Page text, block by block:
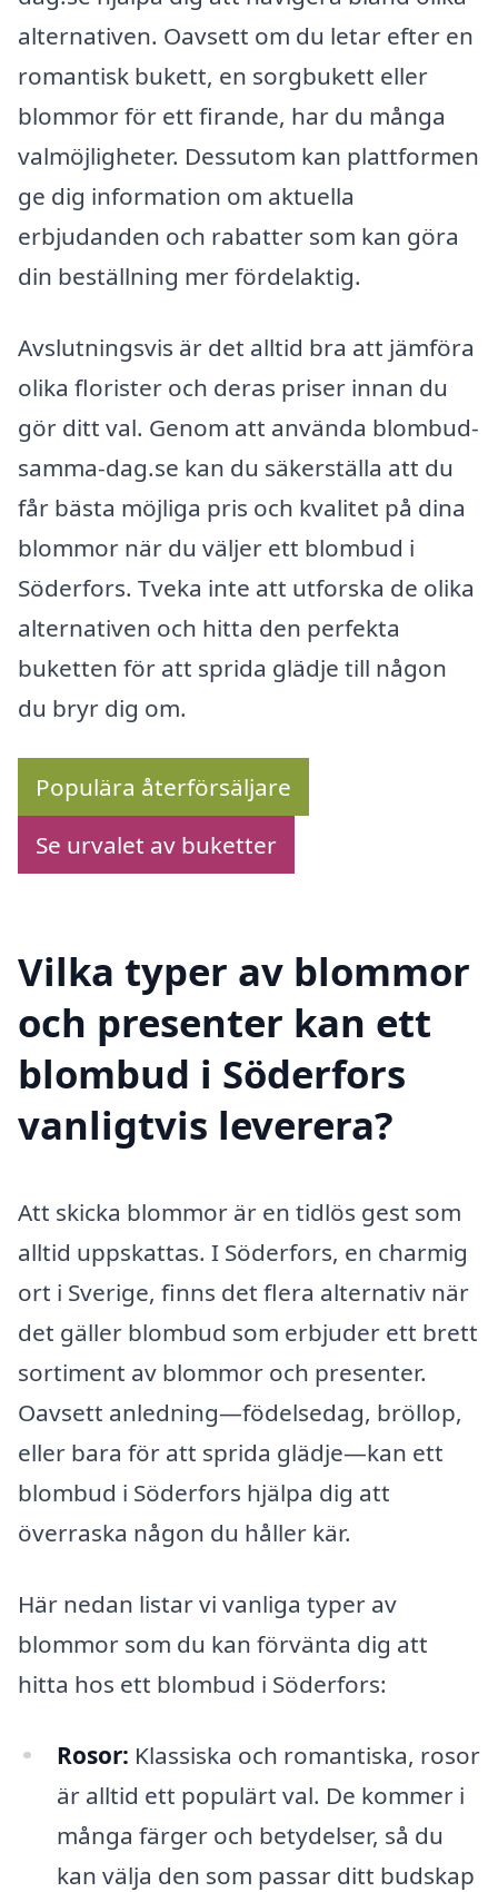
alternativen. Oavsett om du letar efter en
romantisk bukett, en sorgbukett eller
blommor för ett firande, har du många
valmöjligheter. Dessutom kan plattformen
ge dig information om aktuella
erbjudanden och rabatter som kan göra
din beställning mer fördelaktig.
Avslutningsvis är det alltid bra att jämföra
olika florister och deras priser innan du
gör ditt val. Genom att använda blombud-
samma-dag.se kan du säkerställa att du
får bästa möjliga pris och kvalitet på dina
blommor när du väljer ett blombud i
Söderfors. Tveka inte att utforska de olika
alternativen och hitta den perfekta
buketten för att sprida glädje till någon
du bryr dig om.
Populära återförsäljare
Se urvalet av buketter
Vilka typer av blommor
och presenter kan ett
blombud i Söderfors
vanligtvis leverera?
Att skicka blommor är en tidlös gest som
alltid uppskattas. I Söderfors, en charmig
ort i Sverige, finns det flera alternativ när
det gäller blombud som erbjuder ett brett
sortiment av blommor och presenter.
Oavsett anledning—födelsedag, bröllop,
eller bara för att sprida glädje—kan ett
blombud i Söderfors hjälpa dig att
överraska någon du håller kär.
Här nedan listar vi vanliga typer av
blommor som du kan förvänta dig att
hitta hos ett blombud i Söderfors:
Rosor: Klassiska och romantiska, rosor
är alltid ett populärt val. De kommer i
många färger och betydelser, så du
kan välja den som passar ditt budskap